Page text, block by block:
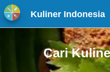
Kuliner Indonesia
Cari